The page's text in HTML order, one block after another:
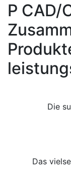
P CAD/
Die
Das